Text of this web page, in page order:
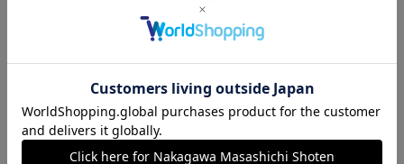
2,640円（税込）
0.0（0）
2,970円（税込）
5.0（1）